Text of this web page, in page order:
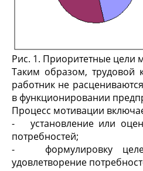
Рис. 1. Приоритетные цели
Таким образом, трудовой
работник не
в функционировании
Процесс мотивации
- установление или
потребностей;
- формулировку
удовлетворение